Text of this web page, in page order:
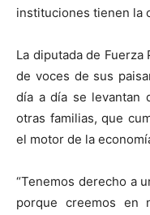
instituciones tienen la
La diputada de Fuerza
de voces de sus
día a día se levantan
otras familias, que
el motor de la
“Tenemos derecho a
porque creemos en